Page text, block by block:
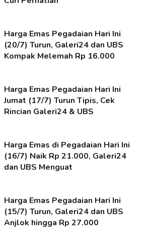
Harga Emas Pegadaian Hari Ini
(20/7) Turun, Galeri24 dan UBS
Kompak Melemah Rp 16.000
Harga Emas Pegadaian Hari Ini
Jumat (17/7) Turun Tipis, Cek
Rincian Galeri24 & UBS
Harga Emas di Pegadaian Hari Ini
(16/7) Naik Rp 21.000, Galeri24
dan UBS Menguat
Harga Emas Pegadaian Hari Ini
(15/7) Turun, Galeri24 dan UBS
Anjlok hingga Rp 27.000